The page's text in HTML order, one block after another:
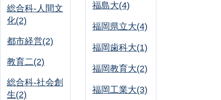
総合科-人間文
化(2)
都市経営(2)
教育二(2)
総合科-社会創
生(2)
福島大(4)
福岡県立大(4)
福岡歯科大(1)
福岡教育大(2)
福岡工業大(3)